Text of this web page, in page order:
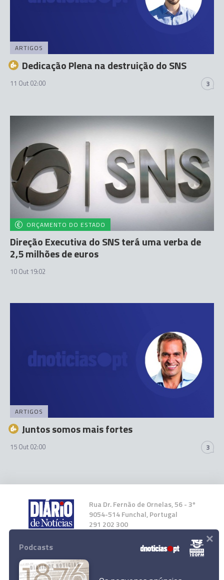
ARTIGOS
Dedicação Plena na destruição do SNS
11 Out 02:00 3
ORÇAMENTO DO ESTADO
Direção Executiva do SNS terá uma verba de
2,5 milhões de euros
10 Out 19:02
ARTIGOS
Juntos somos mais fortes
15 Out 02:00 3
Rua Dr. Fernão de Ornelas, 56 - 3º
9054-514 Funchal, Portugal
291 202 300
Instale a nossa App
Podcasts ×